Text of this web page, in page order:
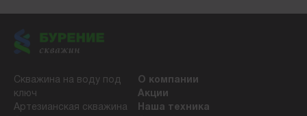
Скважина на воду под
ключ
Артезианская скважина
О компании
Акции
Наша техника